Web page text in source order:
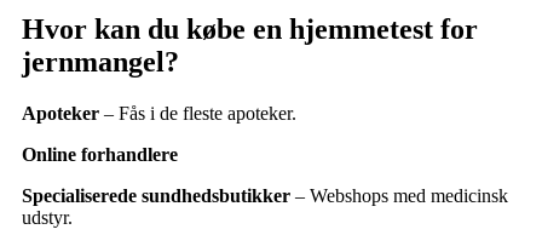
Hvor kan du købe en hjemmetest for
jernmangel?
Apoteker – Fås i de fleste apoteker.
Online forhandlere
Specialiserede sundhedsbutikker – Webshops med medicinsk
udstyr.